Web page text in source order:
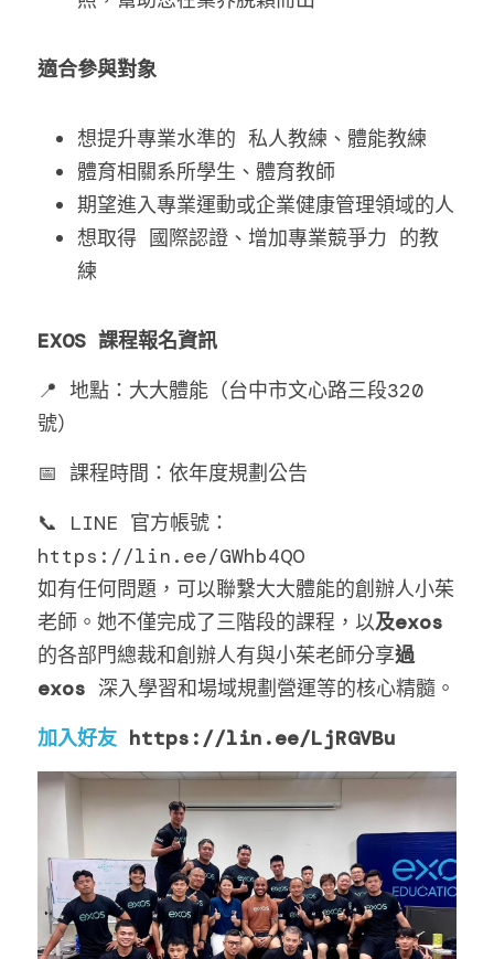
適合參與對象
想提升專業水準的 私人教練、體能教練
體育相關系所學生、體育教師
期望進入專業運動或企業健康管理領域的人
想取得 國際認證、增加專業競爭力 的教
練
EXOS 課程報名資訊
📍 地點：大大體能（台中市文心路三段320
號）
📅 課程時間：依年度規劃公告
📞 LINE 官方帳號：
https://lin.ee/GWhb4QO
如有任何問題，可以聯繫大大體能的創辦人小茱
老師。她不僅完成了三階段的課程，以及exos
的各部門總裁和創辦人有與小茱老師分享過
exos 深入學習和場域規劃營運等的核心精髓 。
加入好友 https://lin.ee/LjRGVBu